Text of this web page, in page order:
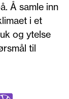
Å samle inn
i et
og ytelse
til